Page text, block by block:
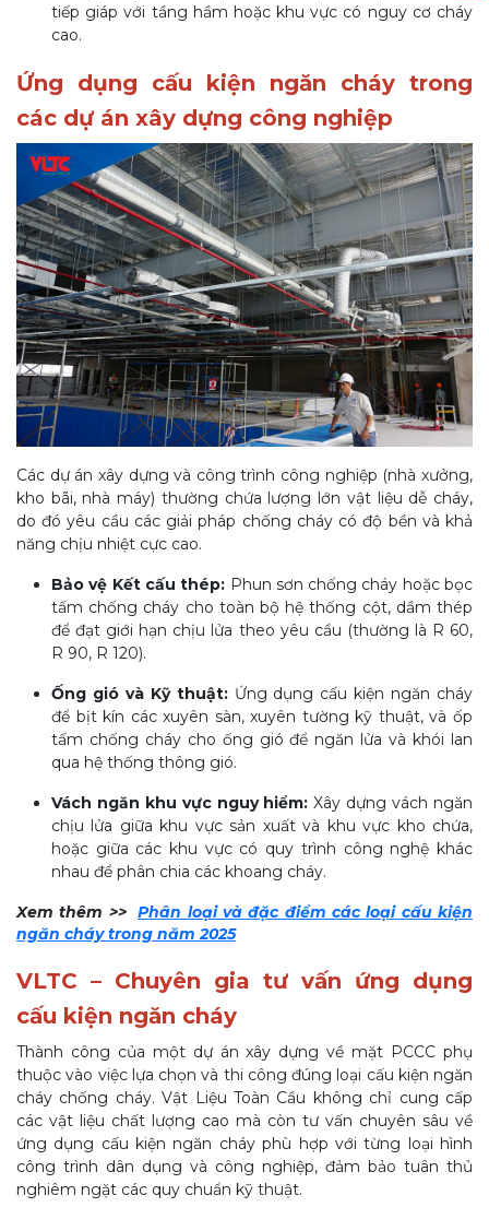
tiếp giáp với tầng hầm hoặc khu vực có nguy cơ cháy
cao.
Ứng dụng cấu kiện ngăn cháy trong
các dự án xây dựng công nghiệp
Các dự án xây dựng và công trình công nghiệp (nhà xưởng,
kho bãi, nhà máy) thường chứa lượng lớn vật liệu dễ cháy,
do đó yêu cầu các giải pháp chống cháy có độ bền và khả
năng chịu nhiệt cực cao.
Bảo vệ Kết cấu thép: Phun sơn chống cháy hoặc bọc
tấm chống cháy cho toàn bộ hệ thống cột, dầm thép
để đạt giới hạn chịu lửa theo yêu cầu (thường là R 60,
R 90, R 120).
Ống gió và Kỹ thuật:Ứng dụng cấu kiện ngăn cháy
để bịt kín các xuyên sàn, xuyên tường kỹ thuật, và ốp
tấm chống cháy cho ống gió để ngăn lửa và khói lan
qua hệ thống thông gió.
Vách ngăn khu vực nguy hiểm: Xây dựng vách ngăn
chịu lửa giữa khu vực sản xuất và khu vực kho chứa,
hoặc giữa các khu vực có quy trình công nghệ khác
nhau để phân chia các khoang cháy.
Xem thêm >>Phân loại và đặc điểm các loại cấu kiện
ngăn cháy trong năm 2025
VLTC – Chuyên gia tư vấn ứng dụng
cấu kiện ngăn cháy
Thành công của một dự án xây dựng về mặt PCCC phụ
thuộc vào việc lựa chọn và thi công đúng loại cấu kiện ngăn
cháy chống cháy. Vật Liệu Toàn Cầu không chỉ cung cấp
các vật liệu chất lượng cao mà còn tư vấn chuyên sâu về
ứng dụng cấu kiện ngăn cháy phù hợp với từng loại hình
công trình dân dụng và công nghiệp, đảm bảo tuân thủ
nghiêm ngặt các quy chuẩn kỹ thuật.